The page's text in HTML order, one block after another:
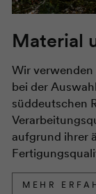
Material
Wir
bei der
süddeutschen
aufgrund ihrer
MEHR